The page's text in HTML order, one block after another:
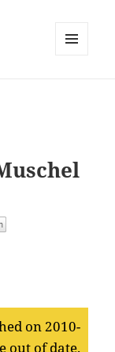
on 2010-
out of date.